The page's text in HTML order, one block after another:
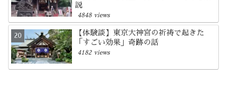
説
4848 views
【体験談】東京大神宮の祈祷で起きた
「すごい効果」奇跡の話
4182 views